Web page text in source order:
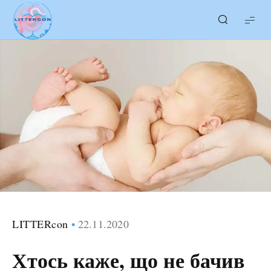
LITTERcon
LITTERcon 22.11.2020
Хтось каже, що не бачив